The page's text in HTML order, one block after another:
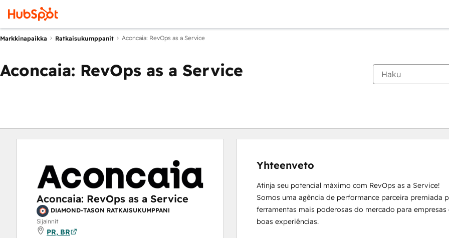
Markkinapaikka Ratkaisukumppanit Aconcaia: RevOps as a Service
Aconcaia: RevOps as a Service
Aconcaia: RevOps as a Service
DIAMOND-TASON RATKAISUKUMPPANI
Sijainnit
PR, BR
Yhteenveto
Atinja seu potencial máximo com RevOps as a Service!
Somos uma agência de performance parceira premiada
ferramentas mais poderosas do mercado para
boas experiências.